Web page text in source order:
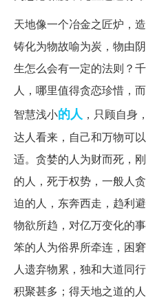
天地像一个冶金之匠炉，
铸化为物故喻为炭，物由
生怎么会有一定的法则？
人，哪里值得贪恋珍惜，
智慧浅小的人 ，只顾自身
达人看来，自己和万物可
适。贪婪的人为财而死，
的人，死于权势，一般人
迫的人，东奔西走，趋利
物欲所趋，对亿万变化的
笨的人为俗界所牵连，困
人遗弃物累，独和大道同
积聚甚多；得天地之道的